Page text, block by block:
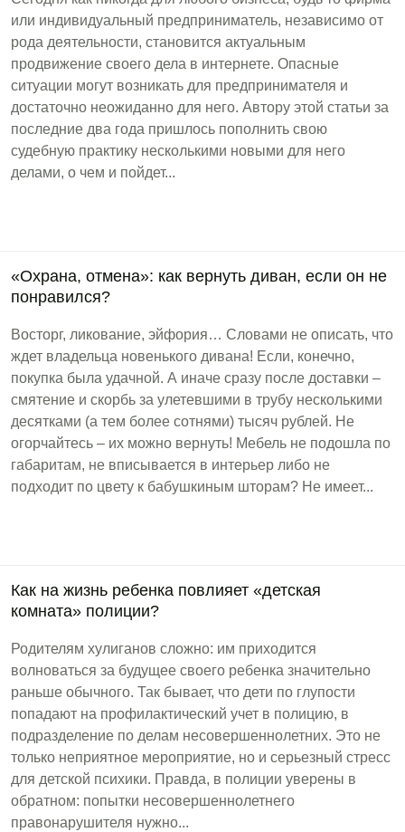
или индивидуальный предприниматель, независимо от
рода деятельности, становится актуальным
продвижение своего дела в интернете. Опасные
ситуации могут возникать для предпринимателя и
достаточно неожиданно для него. Автору этой статьи за
последние два года пришлось пополнить свою
судебную практику несколькими новыми для него
делами, о чем и пойдет...
«Охрана, отмена»: как вернуть диван, если он не
понравился?
Восторг, ликование, эйфория… Словами не описать, что
ждет владельца новенького дивана! Если, конечно,
покупка была удачной. А иначе сразу после доставки –
смятение и скорбь за улетевшими в трубу несколькими
десятками (а тем более сотнями) тысяч рублей. Не
огорчайтесь – их можно вернуть! Мебель не подошла по
габаритам, не вписывается в интерьер либо не
подходит по цвету к бабушкиным шторам? Не имеет...
Как на жизнь ребенка повлияет «детская
комната» полиции?
Родителям хулиганов сложно: им приходится
волноваться за будущее своего ребенка значительно
раньше обычного. Так бывает, что дети по глупости
попадают на профилактический учет в полицию, в
подразделение по делам несовершеннолетних. Это не
только неприятное мероприятие, но и серьезный стресс
для детской психики. Правда, в полиции уверены в
обратном: попытки несовершеннолетнего
правонарушителя нужно...